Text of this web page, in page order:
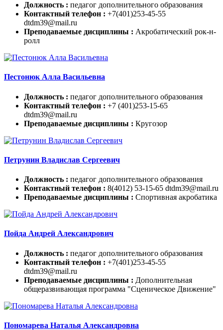
Должность : педагог дополнительного образования
Контактный телефон : +7(401)253-45-55
dtdm39@mail.ru
Преподаваемые дисциплины : Акробатический рок-н-
ролл
Пестонюк Алла Васильевна
Должность : педагог дополнительного образования
Контактный телефон : +7 (401)253-15-65
dtdm39@mail.ru
Преподаваемые дисциплины : Кругозор
Петрунин Владислав Сергеевич
Должность : педагог дополнительного образования
Контактный телефон : 8(4012) 53-15-65 dtdm39@mail.ru
Преподаваемые дисциплины : Спортивная акробатика
Пойда Андрей Александрович
Должность : педагог дополнительного образования
Контактный телефон : +7(401)253-45-55
dtdm39@mail.ru
Преподаваемые дисциплины : Дополнительная
общеразвивающая программа "Сценическое Движение"
Пономарева Наталья Александровна